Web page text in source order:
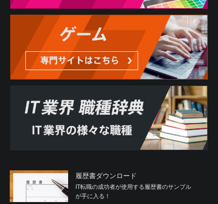
履歴書ダウンロード
IT転職の成功者が使用する履歴書のサンプル
が手に入る！